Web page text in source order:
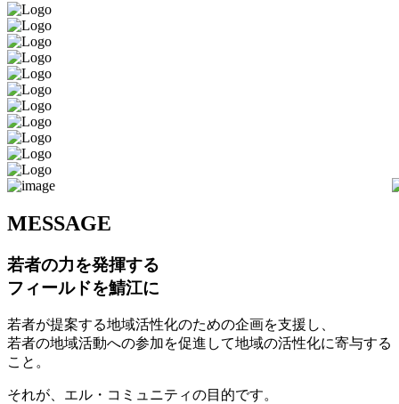
MESSAGE
若者の力を発揮する
フィールドを鯖江に
若者が提案する地域活性化のための企画を支援し、
若者の地域活動への参加を促進して地域の活性化に寄与する
こと。
それが、エル・コミュニティの目的です。